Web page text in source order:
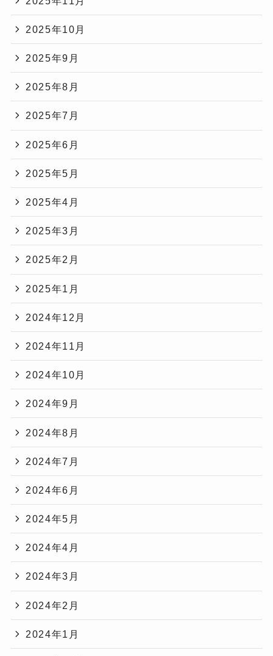
2025年10月
2025年9月
2025年8月
2025年7月
2025年6月
2025年5月
2025年4月
2025年3月
2025年2月
2025年1月
2024年12月
2024年11月
2024年10月
2024年9月
2024年8月
2024年7月
2024年6月
2024年5月
2024年4月
2024年3月
2024年2月
2024年1月